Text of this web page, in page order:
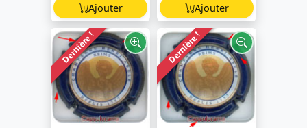
Ajouter Ajouter
Dernière ! Dernière !